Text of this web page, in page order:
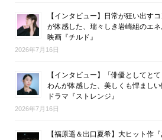
【インタビュー】日常が狂い出す
が体感した、瑞々しき岩崎組のエネ
映画『チルド』
2026年7月16日
【インタビュー】「俳優としてと
わんが体感した、美しくも悍ましい
ドラマ『ストレンジ』
2026年7月16日
【福原遥＆出口夏希】大ヒット作